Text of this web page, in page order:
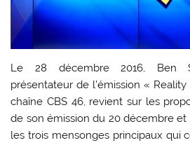
Le 28 décembre 2016, Ben
présentateur de l’émission «
chaîne CBS 46, revient sur les
de son émission du 20 décembre
les trois mensonges principaux qui